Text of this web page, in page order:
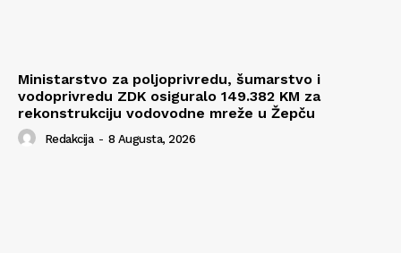
Ministarstvo za poljoprivredu, šumarstvo i
vodoprivredu ZDK osiguralo 149.382 KM za
rekonstrukciju vodovodne mreže u Žepču
Redakcija - 8 Augusta, 2026